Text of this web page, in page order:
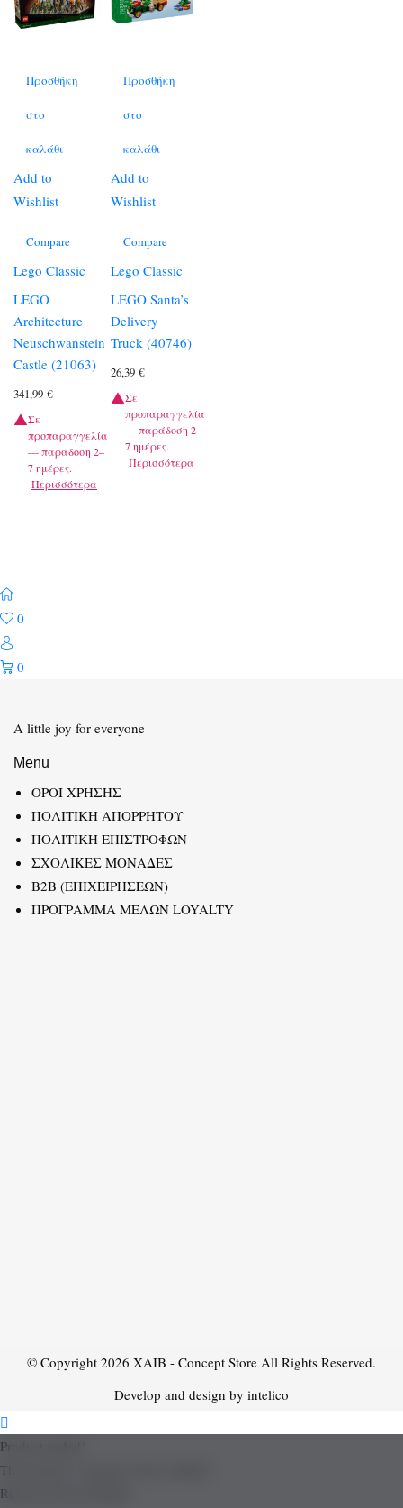
Προσθήκη
στο
καλάθι
Add to
Wishlist
Compare
Lego Classic
LEGO
Architecture
Neuschwanstein
Castle (21063)
341,99 €
Σε
προπαραγγελία
— παράδοση 2–
7 ημέρες.
Περισσότερα
Προσθήκη
στο
καλάθι
Add to
Wishlist
Compare
Lego Classic
LEGO Santa’s
Delivery
Truck (40746)
26,39€
Σε
προπαραγγελία
— παράδοση 2–
7 ημέρες.
Περισσότερα
0
0
A little joy for everyone
Menu
ΟΡΟΙ ΧΡΗΣΗΣ
ΠΟΛΙΤΙΚΗ ΑΠΟΡΡΗΤΟΥ
ΠΟΛΙΤΙΚΗ ΕΠΙΣΤΡΟΦΩΝ
ΣΧΟΛΙΚΕΣ ΜΟΝΑΔΕΣ
B2B (ΕΠΙΧΕΙΡΗΣΕΩΝ)
ΠΡΟΓΡΑΜΜΑ ΜΕΛΩΝ LOYALTY
© Copyright 2026 XAIB - Concept Store All Rights Reserved.
Develop and design by intelico
Product added!
The product is already in the wishlist!
Removed from Wishlist